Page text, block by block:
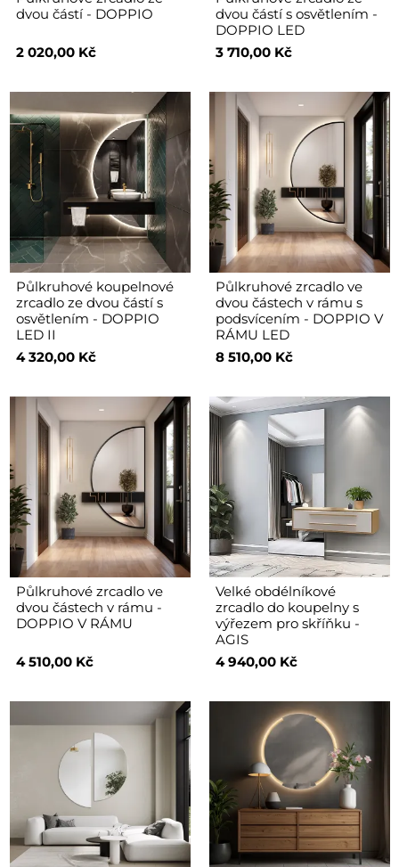
dvou částí - DOPPIO
2 020,00 Kč
dvou částí s osvětlením -
DOPPIO LED
3 710,00 Kč
Půlkruhové koupelnové
zrcadlo ze dvou částí s
osvětlením - DOPPIO
LED II
4 320,00 Kč
Půlkruhové zrcadlo ve
dvou částech v rámu s
podsvícením - DOPPIO V
RÁMU LED
8 510,00 Kč
Půlkruhové zrcadlo ve
dvou částech v rámu -
DOPPIO V RÁMU
4 510,00 Kč
Velké obdélníkové
zrcadlo do koupelny s
výřezem pro skříňku -
AGIS
4 940,00 Kč